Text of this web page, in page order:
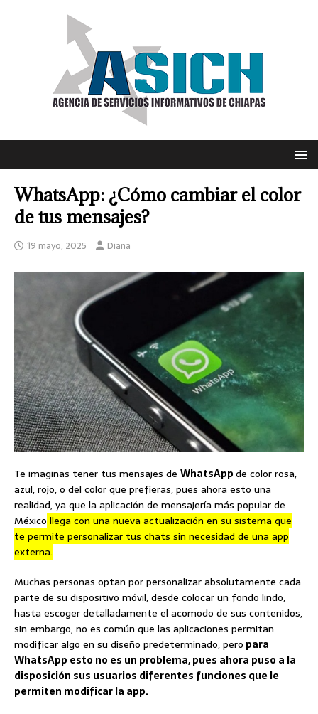
WhatsApp: ¿Cómo cambiar el color
de tus mensajes?
19 mayo, 2025 Diana
Te imaginas tener tus mensajes de WhatsAppde color rosa,
azul, rojo, o del color que prefieras, pues ahora esto una
realidad, ya que la aplicación de mensajería más popular de
México llega con una nueva actualización en su sistema que
te permite personalizar tus chats sin necesidad de una app
externa.
Muchas personas optan por personalizar absolutamente cada
parte de su dispositivo móvil, desde colocar un fondo lindo,
hasta escoger detalladamente el acomodo de sus contenidos,
sin embargo, no es común que las aplicaciones permitan
modificar algo en su diseño predeterminado, pero para
WhatsApp esto no es un problema, pues ahora puso a la
disposición sus usuarios diferentes funciones que le
permiten modificar la app.